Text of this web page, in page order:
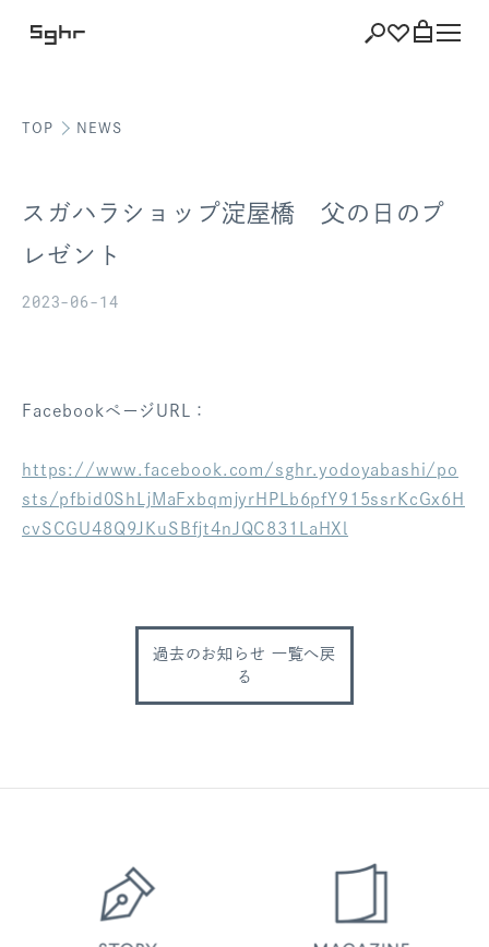
ショッピング バッグを見る
お気に入り
ログアウト
TOP NEWS
スガハラショップ淀屋橋 父の日のプ
レゼント
2023-06-14
FacebookページURL：
https://www.facebook.com/sghr.yodoyabashi/po
sts/pfbid0ShLjMaFxbqmjyrHPLb6pfY915ssrKcGx6H
cvSCGU48Q9JKuSBfjt4nJQC831LaHXl
過去のお知らせ 一覧へ戻
る